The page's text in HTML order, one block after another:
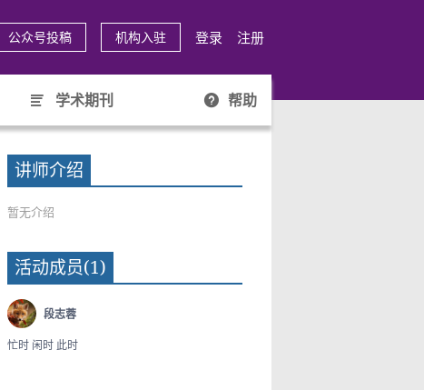
公众号投稿 机构入驻 登录 注册
学术期刊
帮助
讲师介绍
暂无介绍
活动成员(1)
段志蓉
忙时 闲时 此时